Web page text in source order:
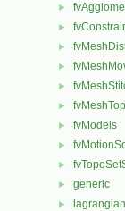
►
►
►
►
►
►
► fvModels
►
►
► generic
► lagrangian